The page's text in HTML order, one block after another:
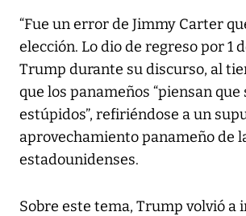
“Fue un error de Jimmy Carter
elección. Lo dio de regreso por 1
Trump durante su discurso, al
que los panameños “piensan que
estúpidos”, refiriéndose a un
aprovechamiento panameño de
estadounidenses.
Sobre este tema, Trump volvió a